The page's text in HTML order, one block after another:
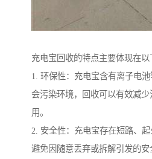
充电宝回收的特点主要体现在以
1. 环保性：充电宝含有离子电
会污染环境，回收可以有效减少
用。
2. 安全性：充电宝存在短路、
避免因随意丢弃或拆解引发的安